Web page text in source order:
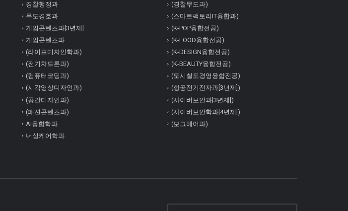
경찰행정과
무도경호과
게임콘텐츠과[3년제]
게임콘텐츠과
(라이프디자인학과)
(전기차드론과)
(컴퓨터코딩과)
(시각영상디자인과)
(공간디자인과)
(패션콘텐츠과)
AI융합학과
너싱케어학과
(경찰무도과)
(스마트팩토리IT융합과)
(K-POP융합전공)
(K-FOOD융합전공)
(K-DESIGN융합전공)
(K-BEAUTY융합전공)
(도시철도경영융합전공)
(항공전기전자과[3년제])
(사이버보안과[3년제])
(사이버보안학과[4년제])
(보그헤어과)